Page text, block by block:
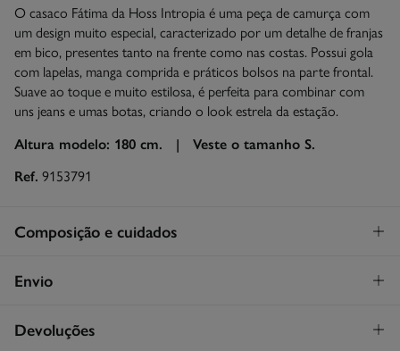
O casaco Fátima da Hoss Intropia é uma peça de camurça com
um design muito especial, caracterizado por um detalhe de franjas
em bico, presentes tanto na frente como nas costas. Possui gola
com lapelas, manga comprida e práticos bolsos na parte frontal.
Suave ao toque e muito estilosa, é perfeita para combinar com
uns jeans e umas botas, criando o look estrela da estação.
Altura modelo: 180 cm. | Veste o tamanho S.
Ref. 9153791
Composição e cuidados
Composição
Cuidados
Envio
STANDARD
Devoluções